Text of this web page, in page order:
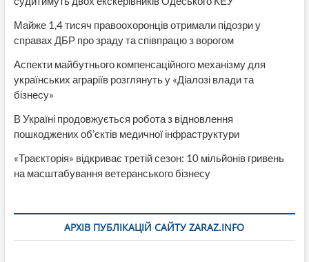
Майже 1,4 тисяч правоохоронців отримали підозри у
справах ДБР про зраду та співпрацю з ворогом
Аспекти майбутнього компенсаційного механізму для
українських аграріїв розглянуть у «Діалозі влади та
бізнесу»
В Україні продовжується робота з відновлення
пошкоджених об’єктів медичної інфраструктури
«Траєкторія» відкриває третій сезон: 10 мільйонів гривень
на масштабування ветеранського бізнесу
АРХІВ ПУБЛІКАЦІЙ САЙТУ ZARAZ.INFO